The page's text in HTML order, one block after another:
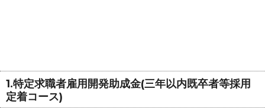
1.特定求職者雇用開発助成金(三年以内既卒者等採用
定着コース)